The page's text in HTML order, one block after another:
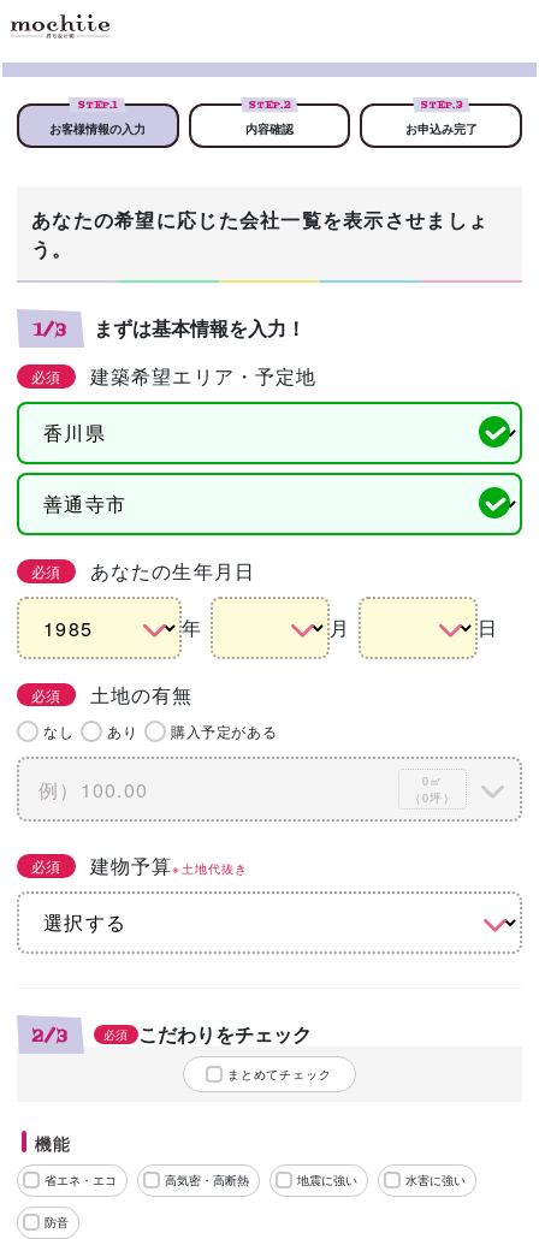
STEP.1
お客様情報の入力
STEP.2
内容確認
STEP.3
お申込み完了
あなたの希望に応じた会社一覧を表示させましょ
う。
1/3 まずは基本情報を入力！
必須 建築希望エリア・予定地
必須 あなたの生年月日
年 月 日
必須 土地の有無
なし あり 購入予定がある
0㎡
（0坪）
必須 建物予算※土地代抜き
2/3 必須 こだわりをチェック
まとめてチェック
機能
省エネ・エコ 高気密・高断熱 地震に強い 水害に強い
防音